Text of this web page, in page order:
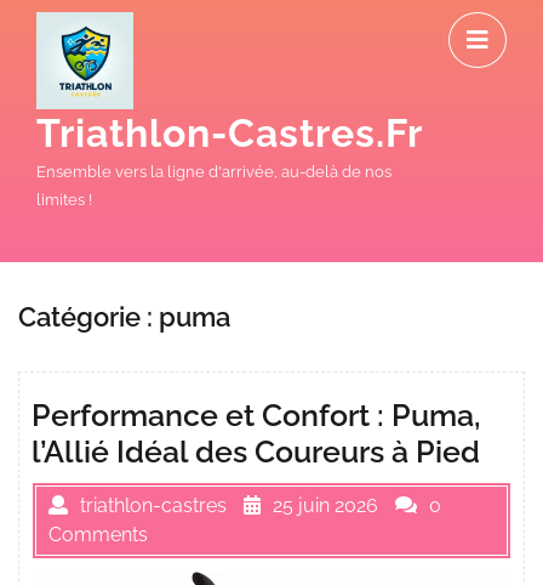
Triathlon-Castres.fr
Ensemble vers la ligne d'arrivée, au-delà de nos
limites !
Catégorie : puma
Performance et Confort : Puma,
l’Allié Idéal des Coureurs à Pied
triathlon-castres 25 juin 2026
0
Comments